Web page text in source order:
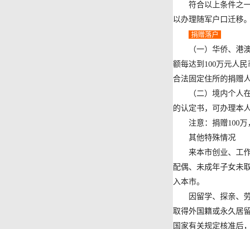
符合以上条件之一
以办理随军户口迁移。
捐赠落户
（一）华侨、港澳
额每达到100万元人
合法固定住所的捐赠
（二）境内个人在
的认定书，可办理本
注意：捐赠100万
其他特殊情况
来本市创业、工作
配偶、未成年子女未
入本市。
因留学、探亲、劳
取得外国籍或永久居
国家有关规定核准后